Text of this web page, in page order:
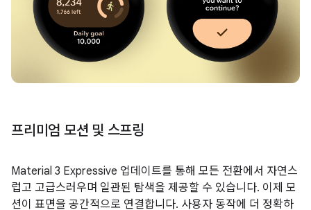
프리미엄 모션 및 스프링
Material 3 Expressive 업데이트를 통해 모든 전환에서 자연스
럽고 고급스러우며 일관된 탐색을 제공할 수 있습니다. 이제 모
션이 표면을 공간적으로 연결합니다. 사용자 동작에 더 정확하